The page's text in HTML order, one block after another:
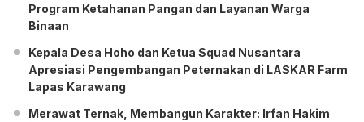
Program Ketahanan Pangan dan Layanan Warga
Binaan
Kepala Desa Hoho dan Ketua Squad Nusantara
Apresiasi Pengembangan Peternakan di LASKAR Farm
Lapas Karawang
Merawat Ternak, Membangun Karakter: Irfan Hakim